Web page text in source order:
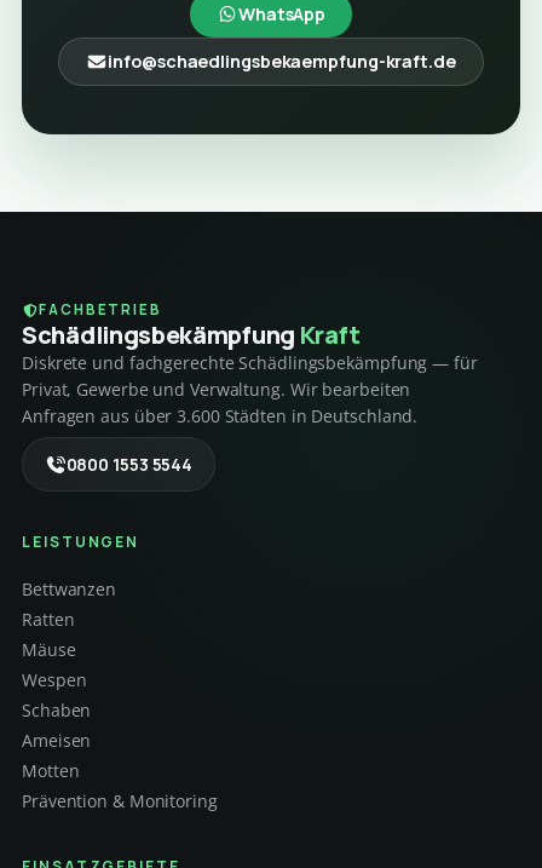
WhatsApp
info@schaedlingsbekaempfung-kraft.de
FACHBETRIEB
Schädlings­bekämpfung Kraft
Diskrete und fachgerechte Schädlingsbekämpfung — für
Privat, Gewerbe und Verwaltung. Wir bearbeiten
Anfragen aus über 3.600 Städten in Deutschland.
0800 1553 5544
LEISTUNGEN
Bettwanzen
Ratten
Mäuse
Wespen
Schaben
Ameisen
Motten
Prävention & Monitoring